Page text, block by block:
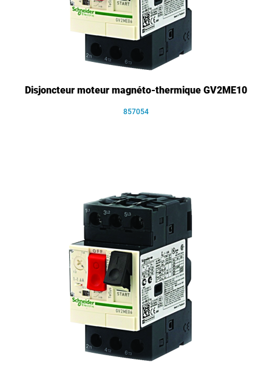
Disjoncteur moteur magnéto-thermique GV2ME10
857054